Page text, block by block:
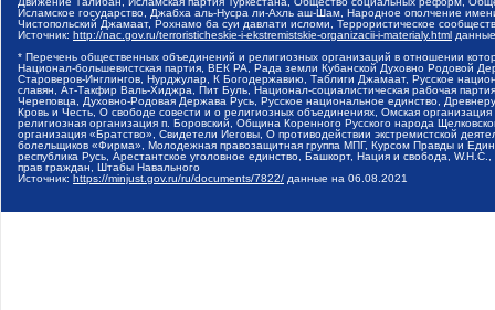
Исламское государство, Джабха аль-Нусра ли-Ахль аш-Шам, Народное ополчение
Чистопольский Джамаат, Рохнамо ба суи давлати исломи, Террористическое
Источник: http://nac.gov.ru/terroristicheskie-i-ekstremistskie-organizacii-i-materialy.html
* Перечень общественных объединений и религиозных организаций в отношении
Национал-большевистская партия, ВЕК РА, Рада земли Кубанской Духовно Родовой
Староверов-Инглингов, Нурджулар, К Богодержавию, Таблиги Джамаат, Русское
славян, Ат-Такфир Валь-Хиджра, Пит Буль, Национал-социалистическая рабочая
Череповца, Духовно-Родовая Держава Русь, Русское национальное единство,
Кровь и Честь, О свободе совести и о религиозных объединениях, Омская
религиозная организация п. Боровский, Община Коренного Русского народа
организация «Братство», Свидетели Иеговы, О противодействии экстремистской
болельщиков «Фирма», Молодежная правозащитная группа МПГ, Курсом Правды и
республика Русь, Арестантское уголовное единство, Башкорт, Нация и свобода,
прав граждан, Штабы Навального
Источник: https://minjust.gov.ru/ru/documents/7822/ данные на 06.08.2021